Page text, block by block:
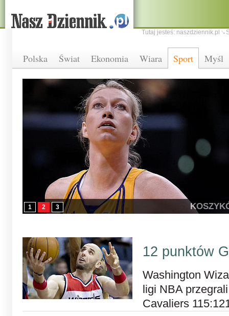
Polska Świat Ekonomia Wiara Sport Myśl
Tutaj jesteś: naszdziennik.pl
1 2 3
12 punktów
Washington
ligi NBA
Cavaliers